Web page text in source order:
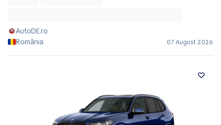
AutoDE.ro
România
07 August 2026